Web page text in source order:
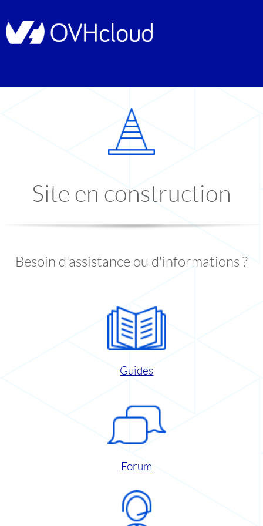
Site en construction
Besoin d'assistance ou d'informations ?
Guides
Forum